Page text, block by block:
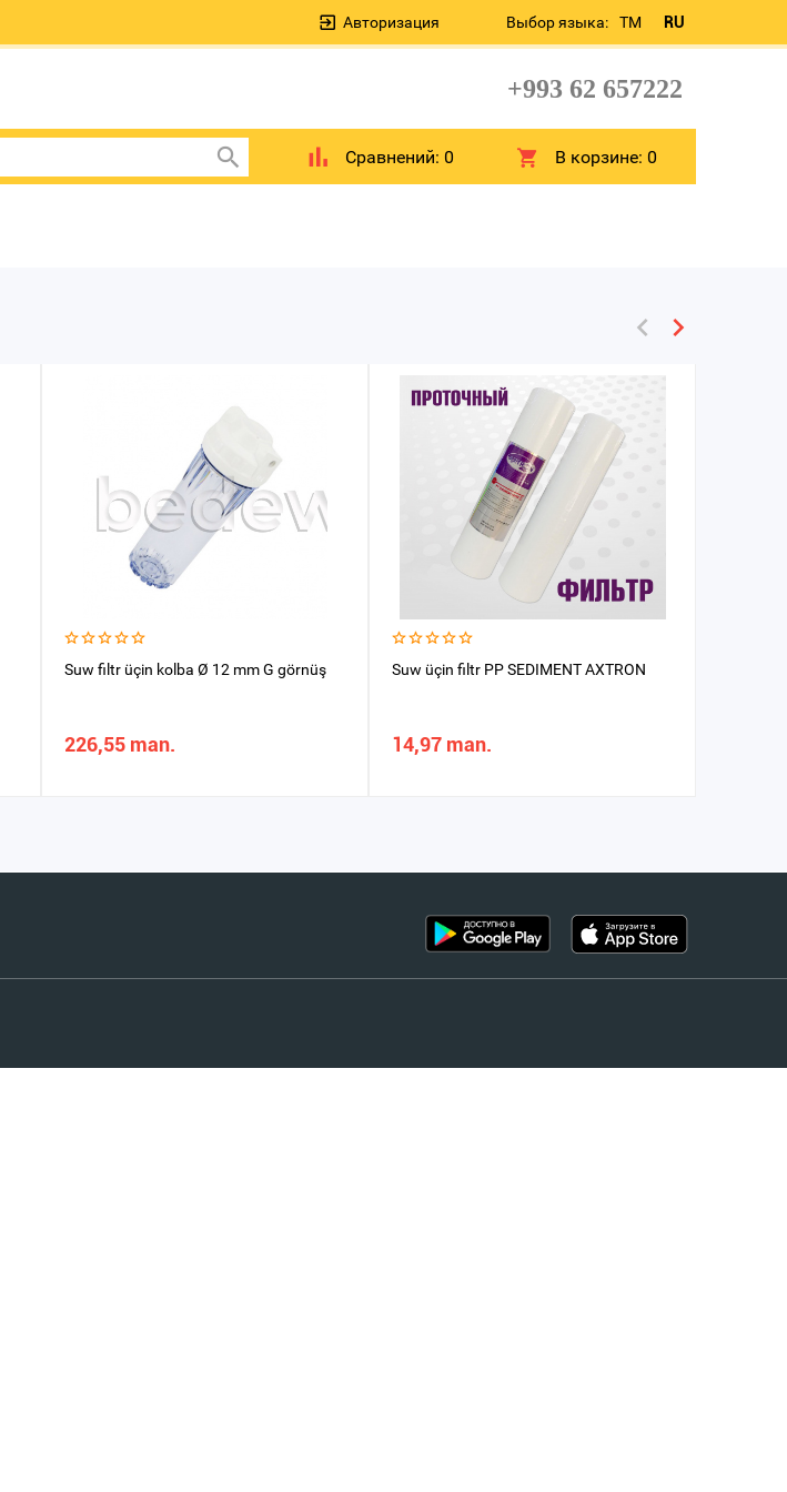
Выбор языка: TM RU
Авторизация
+993 62 657222
Сравнений: 0 В корзине:0
Suw filtr üçin kolba Ø 12 mm G görnüş
226,55 man.
Suw üçin filtr PP SEDIMENT AXTRON
14,97 man.